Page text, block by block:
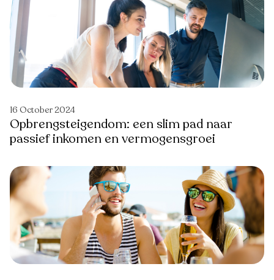
16 October 2024
Opbrengsteigendom: een slim pad naar
passief inkomen en vermogensgroei